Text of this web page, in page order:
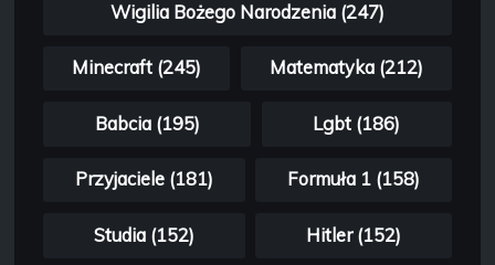
Wigilia Bożego Narodzenia (247)
Minecraft (245) Matematyka (212)
Babcia (195) Lgbt (186)
Przyjaciele (181) Formuła 1 (158)
Studia (152) Hitler (152)